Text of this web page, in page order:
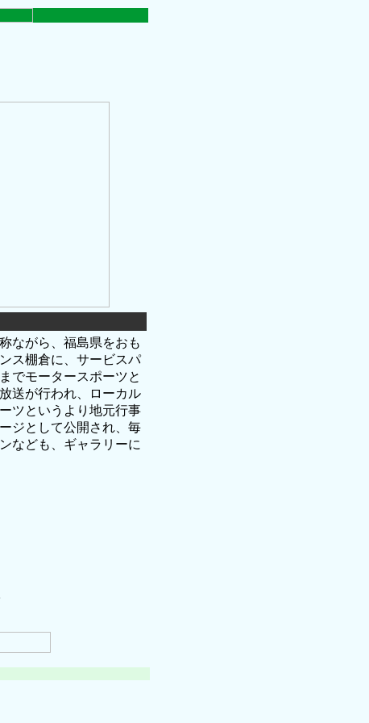
ながら、福島県をおも
ス棚倉に、サービスパ
でモータースポーツと
送が行われ、ローカル
ツというより地元行事
ジとして公開され、毎
なども、ギャラリーに